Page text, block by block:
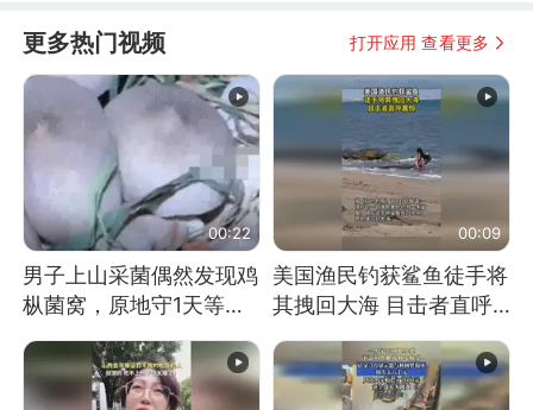
更多热门视频 打开应用 查看更多
00:22
男子上山采菌偶然发现鸡
枞菌窝，原地守1天等它
00:09
美国渔民钓获鲨鱼徒手将
其拽回大海 目击者直呼
消息）